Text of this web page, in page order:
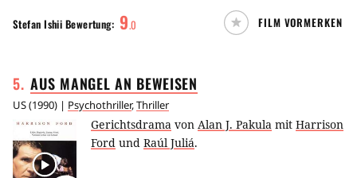
Stefan Ishii Bewertung: 9.0 FILM VORMERKEN
5. AUS MANGEL AN BEWEISEN
US(1990) | Psychothriller,Thriller
Gerichtsdrama von Alan J. Pakula mit Harrison
Ford und Raúl Juliá.